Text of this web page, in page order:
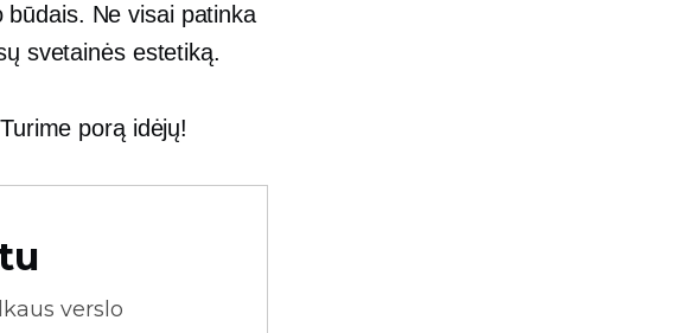
Ne visai patinka
svetainės estetiką.
porą idėjų!
verslo